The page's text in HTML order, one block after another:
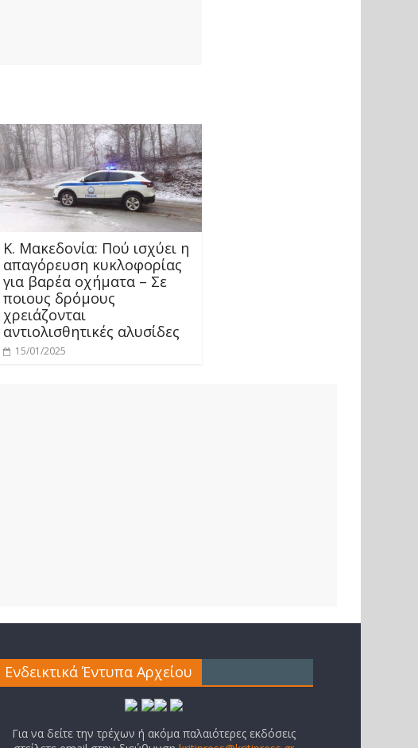
Κ. Μακεδονία: Πού ισχύει η
απαγόρευση κυκλοφορίας
για βαρέα οχήματα – Σε
ποιους δρόμους
χρειάζονται
αντιολισθητικές αλυσίδες
15/01/2025
Ενδεικτικά Έντυπα Αρχείου
Για να δείτε την τρέχων ή ακόμα παλαιότερες εκδόσεις